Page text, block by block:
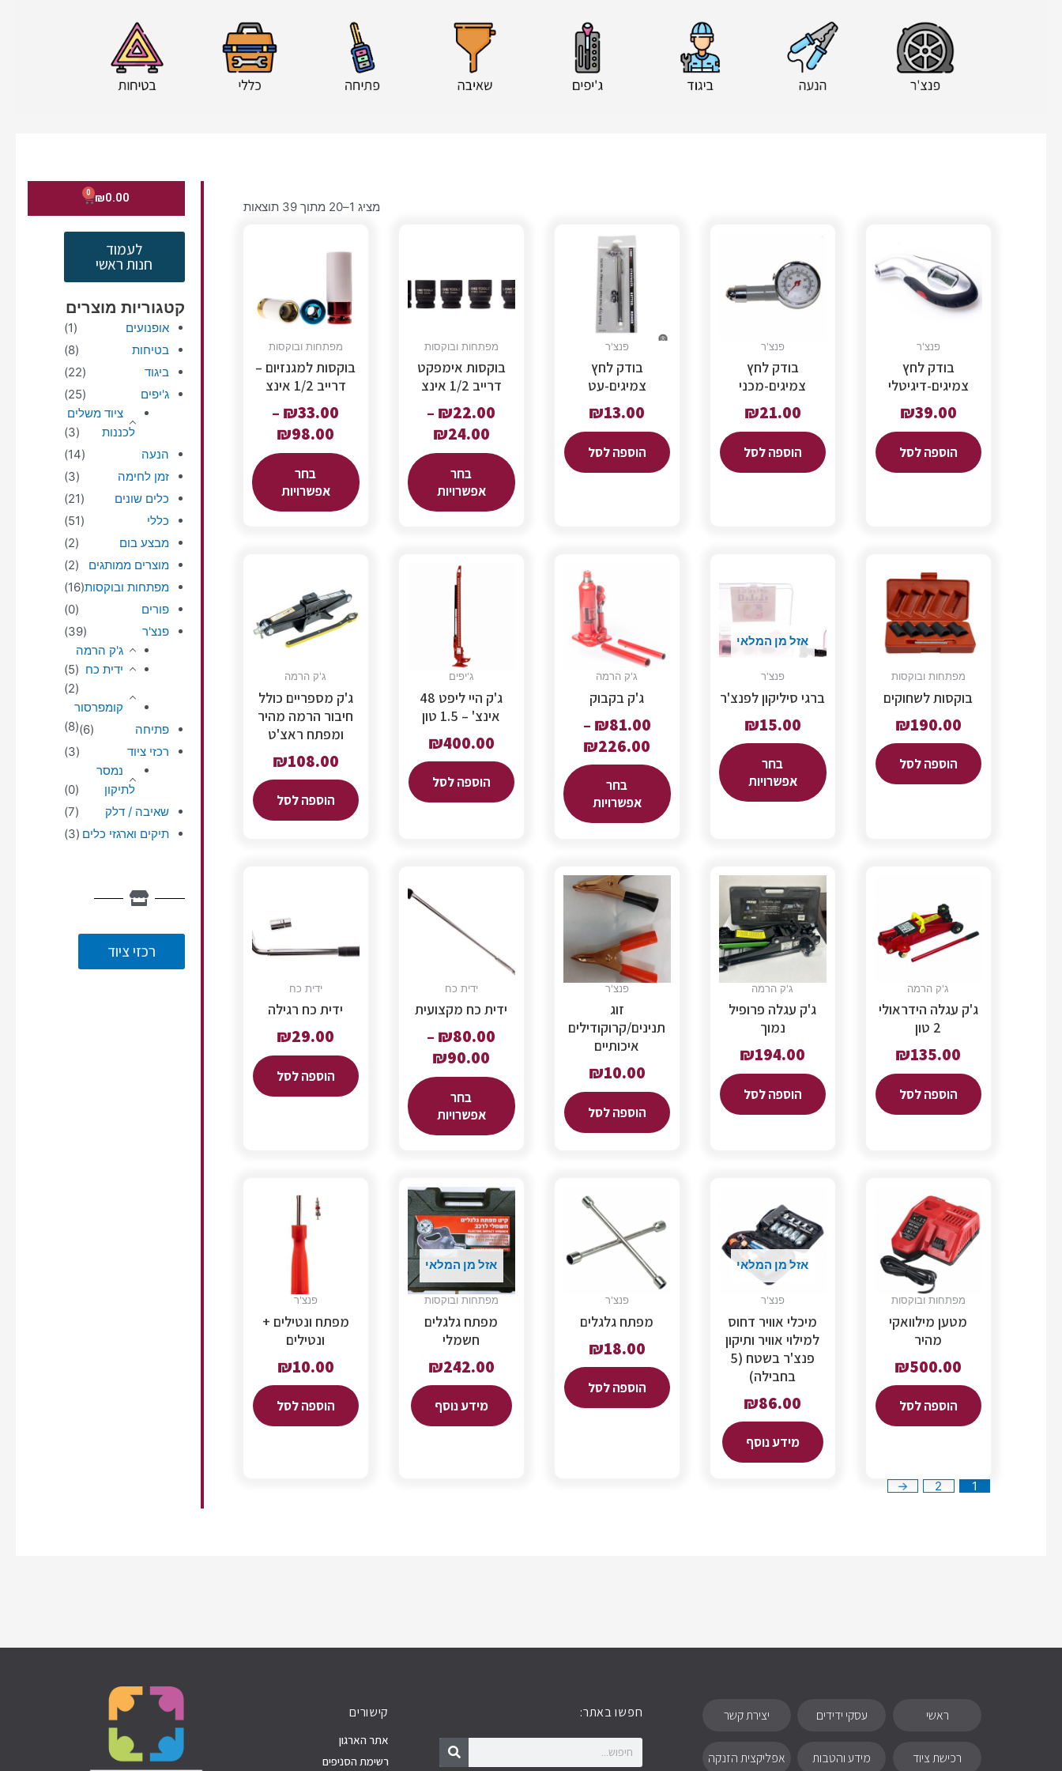
מציג 1–20 מתוך 39 תוצאות
פנצ'ר
בודק לחץ
צמיגים-דיגיטלי
₪39.00
הוספה לסל
פנצ'ר
בודק לחץ
צמיגים-מכני
₪21.00
הוספה לסל
פנצ'ר
בודק לחץ
צמיגים-עט
₪13.00
הוספה לסל
מפתחות ובוקסות
בוקסות אימפקט
דרייב 1/2 אינצ
₪22.00
–
₪24.00
בחר
אפשרויות
מפתחות ובוקסות
בוקסות למגנזיום –
דרייב 1/2 אינצ
₪33.00
–
₪98.00
בחר
אפשרויות
מפתחות ובוקסות
בוקסות לשחוקים
₪190.00
הוספה לסל
אזל מן המלאי
פנצ'ר
ברגי סיליקון לפנצ'ר
₪15.00
בחר
אפשרויות
ג'ק הרמה
ג'ק בקבוק
₪81.00
–
₪226.00
בחר
אפשרויות
ג'יפים
ג'ק היי ליפט 48
אינצ' – 1.5 טון
₪400.00
הוספה לסל
ג'ק הרמה
ג'ק מספריים כולל
חיבור הרמה מהיר
ומפתח ראצ'ט
₪108.00
הוספה לסל
ג'ק הרמה
ג'ק עגלה הידראולי
2 טון
₪135.00
הוספה לסל
ג'ק הרמה
ג'ק עגלה פרופיל
נמוך
₪194.00
הוספה לסל
פנצ'ר
זוג
תנינים/קרוקודילים
איכותיים
₪10.00
הוספה לסל
ידית כח
ידית כח מקצועית
₪80.00
–
₪90.00
בחר
אפשרויות
ידית כח
ידית כח רגילה
₪29.00
הוספה לסל
מפתחות ובוקסות
מטען מילוואקי
מהיר
₪500.00
הוספה לסל
אזל מן המלאי
פנצ'ר
מיכלי אוויר דחוס
למילוי אוויר ותיקון
פנצ'ר בשטח (5
בחבילה)
₪86.00
מידע נוסף
פנצ'ר
מפתח גלגלים
₪18.00
הוספה לסל
אזל מן המלאי
מפתחות ובוקסות
מפתח גלגלים
חשמלי
₪242.00
מידע נוסף
פנצ'ר
מפתח ונטילים +
ונטילים
₪10.00
הוספה לסל
1
2
←
₪0.00
0 עגלת
לעמוד
חנות ראשי
קטגוריות מוצרים
אופנועים
(1)
בטיחות
(8)
ביגוד
(22)
ג'יפים
(25)
ציוד משלים
לכננות
(3)
הנעה
(14)
זמן לחימה
(3)
כלים שונים
(21)
כללי
(51)
מבצע בום
(2)
מוצרים ממותגים
(2)
מפתחות ובוקסות(16)
פורים
(0)
פנצ'ר
(39)
ג'ק הרמה
(5) ידית כח
(2)
קומפרסור
(8)
פתיחה
(6)
רכזי ציוד
(3)
נמסר
לתיקון
(0)
שאיבה / דלק
(7)
תיקים וארגזי כלים (3)
רכזי ציוד
ראשי
רכישת ציוד
עסקי ידידים
מידע והטבות
יצירת קשר
אפליקצית הזנקה
חפשו באתר:
חיפוש
קישורים
אתר הארגון
רשימת הסניפים